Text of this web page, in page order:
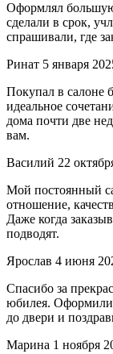
Оформлял
сделали в срок,
спрашивали, где
Ринат 5 января
Покупал в салоне
идеальное
дома почти две
вам.
Василий 22
Мой постоянный
отношение,
Даже когда
подводят.
Ярослав 4 июня
Спасибо за
юбилея. Оформили
до двери и
Марина 1 ноября